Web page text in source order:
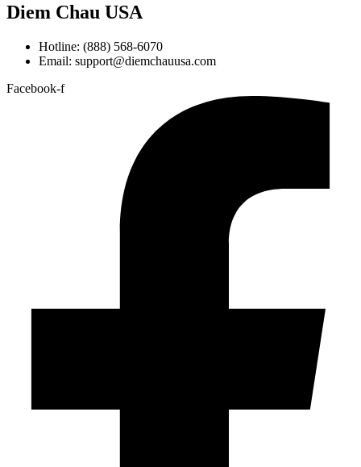
Diem Chau USA
Hotline: (888) 568-6070
Email: support@diemchauusa.com
Facebook-f